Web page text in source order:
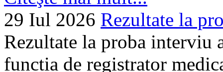
29 Iul 2026 Rezultate la
Rezultate la proba interviu
functia de registrator